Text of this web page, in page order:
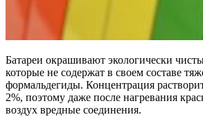
Батареи окрашивают экологически
которые не содержат в своем составе
формальдегиды. Концентрация
2%, поэтому даже после нагревания
воздух вредные соединения.